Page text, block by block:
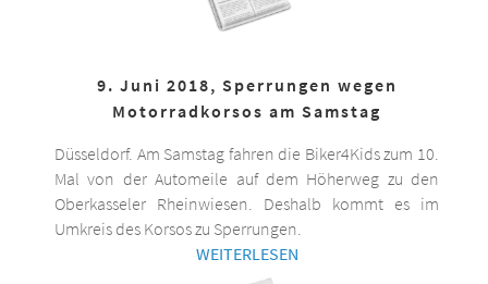
9. Juni 2018, Sperrungen wegen
Motorradkorsos am Samstag
Düsseldorf. Am Samstag fahren die Biker4Kids zum 10.
Mal von der Automeile auf dem Höherweg zu den
Oberkasseler Rheinwiesen. Deshalb kommt es im
Umkreis des Korsos zu Sperrungen.
WEITERLESEN